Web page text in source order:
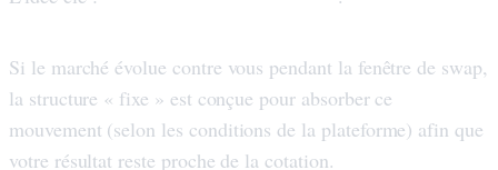
Si le marché évolue contre vous pendant la fenêtre de swap,
la structure « fixe » est conçue pour absorber ce
mouvement (selon les conditions de la plateforme) afin que
votre résultat reste proche de la cotation.